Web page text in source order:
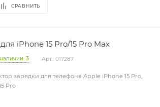
СРАВНИТЬ
iPhone 15 Pro/15 Pro Max
3 Арт.: 017287
зарядки для телефона Apple iPhone 15 Pro,
Pro